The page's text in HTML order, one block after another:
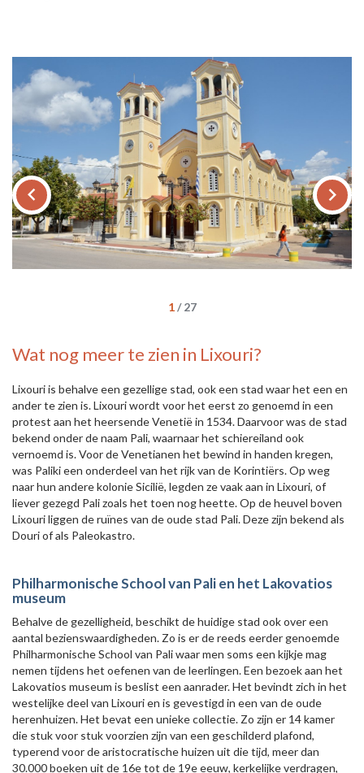
keyboard_arrow_left keyboard_arrow_right
1/27
Wat nog meer te zien in Lixouri?
Lixouri is behalve een gezellige stad, ook een stad waar het een en
ander te zien is. Lixouri wordt voor het eerst zo genoemd in een
protest aan het heersende Venetië in 1534. Daarvoor was de stad
bekend onder de naam Pali, waarnaar het schiereiland ook
vernoemd is. Voor de Venetianen het bewind in handen kregen,
was Paliki een onderdeel van het rijk van de Korintiërs. Op weg
naar hun andere kolonie Sicilië, legden ze vaak aan in Lixouri, of
liever gezegd Pali zoals het toen nog heette. Op de heuvel boven
Lixouri liggen de ruïnes van de oude stad Pali. Deze zijn bekend als
Douri of als Paleokastro.
Philharmonische School van Pali en het Lakovatios
museum
Behalve de gezelligheid, beschikt de huidige stad ook over een
aantal bezienswaardigheden. Zo is er de reeds eerder genoemde
Philharmonische School van Pali waar men soms een kijkje mag
nemen tijdens het oefenen van de leerlingen. Een bezoek aan het
Lakovatios museum is beslist een aanrader. Het bevindt zich in het
westelijke deel van Lixouri en is gevestigd in een van de oude
herenhuizen. Het bevat een unieke collectie. Zo zijn er 14 kamer
die stuk voor stuk voorzien zijn van een geschilderd plafond,
typerend voor de aristocratische huizen uit die tijd, meer dan
30.000 boeken uit de 16e tot de 19e eeuw, kerkelijke verdragen,